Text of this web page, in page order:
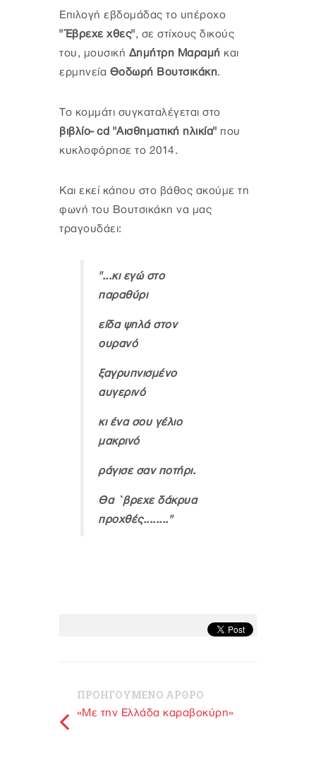
Επιλογή εβδομάδας το υπέροχο
"Έβρεχε χθες", σε στίχους δικούς
του, μουσική Δημήτρη Μαραμή και
ερμηνεία Θοδωρή Βουτσικάκη.
Το κομμάτι συγκαταλέγεται στο
βιβλίο- cd "Αισθηματική ηλικία" που
κυκλοφόρησε το 2014.
Kαι εκεί κάπου στο βάθος ακούμε τη
φωνή του Βουτσικάκη να μας
τραγουδάει:
"...κι εγώ στο
παραθύρι
είδα ψηλά στον
ουρανό
ξαγρυπνισμένο
αυγερινό
κι ένα σου γέλιο
μακρινό
ράγισε σαν ποτήρι.
Θα `βρεχε δάκρυα
προχθές........"
ΠΡΟΗΓΟΥΜΕΝΟ ΑΡΘΡΟ
«Με την Ελλάδα καραβοκύρη»